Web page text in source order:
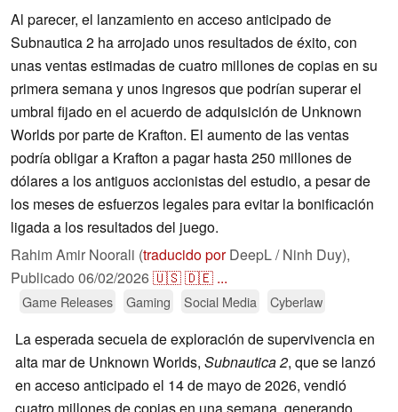
Al parecer, el lanzamiento en acceso anticipado de
Subnautica 2 ha arrojado unos resultados de éxito, con
unas ventas estimadas de cuatro millones de copias en su
primera semana y unos ingresos que podrían superar el
umbral fijado en el acuerdo de adquisición de Unknown
Worlds por parte de Krafton. El aumento de las ventas
podría obligar a Krafton a pagar hasta 250 millones de
dólares a los antiguos accionistas del estudio, a pesar de
los meses de esfuerzos legales para evitar la bonificación
ligada a los resultados del juego.
Rahim Amir Noorali (traducido porDeepL / Ninh Duy),
Publicado 06/02/2026🇺🇸🇩🇪 ...
Game Releases Gaming Social Media Cyberlaw
La esperada secuela de exploración de supervivencia en
alta mar de Unknown Worlds, Subnautica 2, que se lanzó
en acceso anticipado el 14 de mayo de 2026, vendió